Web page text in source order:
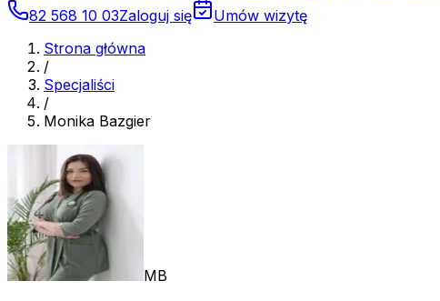
82 568 10 03Zaloguj się
Umów wizytę
Strona główna
/
Specjaliści
/
Monika Bazgier
MB